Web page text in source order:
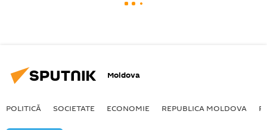
Moldova
POLITICĂ SOCIETATE ECONOMIE REPUBLICA MOLDOVA